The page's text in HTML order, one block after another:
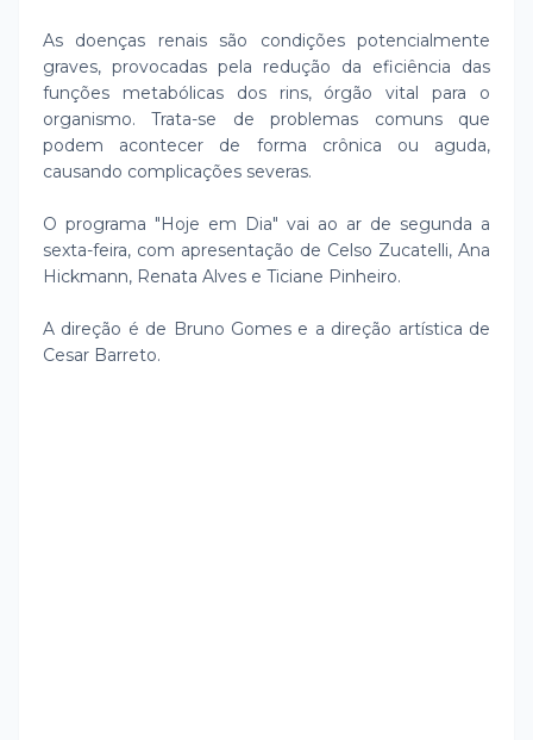
As doenças renais são condições potencialmente
graves, provocadas pela redução da eficiência das
funções metabólicas dos rins, órgão vital para o
organismo. Trata-se de problemas comuns que
podem acontecer de forma crônica ou aguda,
causando complicações severas.
O programa "Hoje em Dia" vai ao ar de segunda a
sexta-feira, com apresentação de Celso Zucatelli, Ana
Hickmann, Renata Alves e Ticiane Pinheiro.
A direção é de Bruno Gomes e a direção artística de
Cesar Barreto.